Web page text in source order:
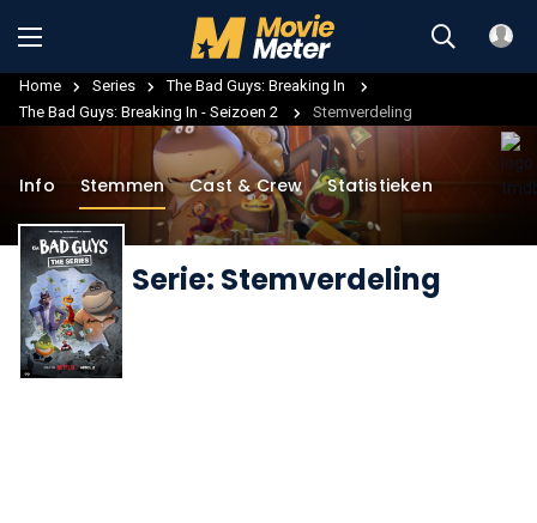
Home Series
The Bad Guys: Breaking In
The Bad Guys: Breaking In - Seizoen 2
Stemverdeling
Serie: Stemverdeling
Info Stemmen Cast & Crew Statistieken